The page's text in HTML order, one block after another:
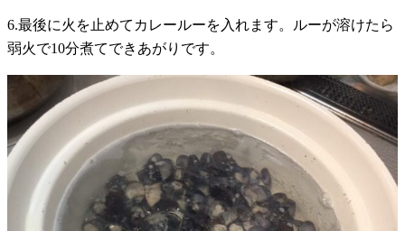
6.最後に火を止めてカレールーを入れます。ルーが溶けたら
弱火で10分煮てできあがりです。